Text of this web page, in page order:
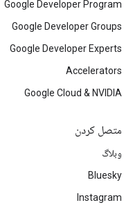
Google Developer Program
Google Developer Groups
Google Developer Experts
Accelerators
Google Cloud & NVIDIA
متصل کردن
وبلاگ
Bluesky
Instagram